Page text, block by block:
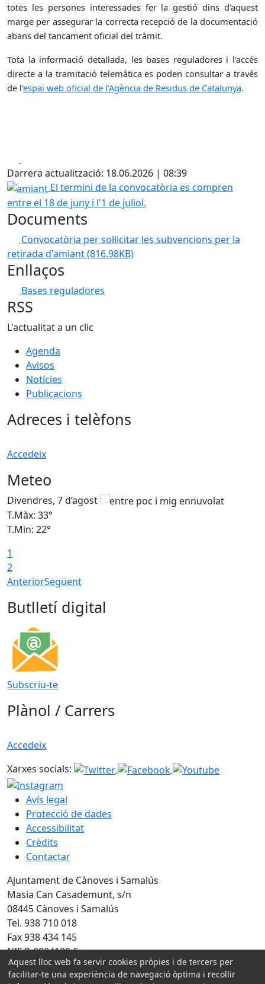
totes les persones interessades fer la gestió dins d'aquest
marge per assegurar la correcta recepció de la documentació
abans del tancament oficial del tràmit.
Tota la informació detallada, les bases reguladores i l'accés
directe a la tramitació telemàtica es poden consultar a través
de l'espai web oficial de l'Agència de Residus de Catalunya.
Darrera actualització: 18.06.2026 | 08:39
amiant
El termini de la convocatòria es compren
entre el 18 de juny i l'1 de juliol.
Documents
Convocatòria per sol·licitar les subvencions per la
retirada d'amiant(816.98KB)
Enllaços
Bases reguladores
RSS
L'actualitat a un clic
Agenda
Avisos
Notícies
Publicacions
Adreces i telèfons
Accedeix
Meteo
Divendres, 7 d’agost
T.Màx: 33°
T.Min: 22°
1
2
AnteriorSegüent
Butlletí digital
Subscriu-te
Plànol / Carrers
Accedeix
Xarxes socials:
Avís legal
Protecció de dades
Accessibilitat
Crèdits
Contactar
Ajuntament de Cànoves i Samalús
Masia Can Casademunt, s/n
08445 Cànoves i Samalús
Tel. 938 710 018
Fax 938 434 145
NIF P-0804100-F
Amb la col·laboració de:
Aquest lloc web fa servir cookies pròpies i de tercers per
facilitar-te una experiència de navegació òptima i recollir